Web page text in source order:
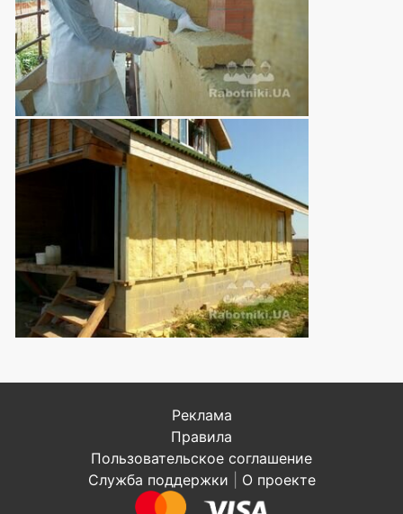
Реклама
Правила
Пользовательское соглашение
Служба поддержки
О проекте